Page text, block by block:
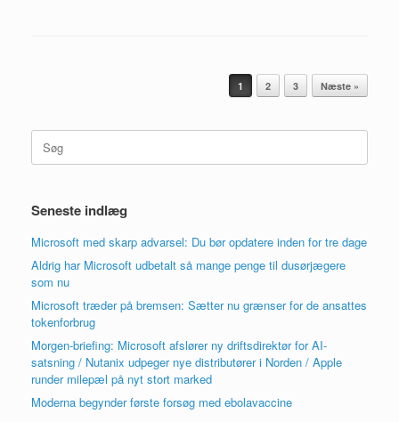
1 2 3 Næste »
Søg
efter:
Seneste indlæg
Microsoft med skarp advarsel: Du bør opdatere inden for tre dage
Aldrig har Microsoft udbetalt så mange penge til dusørjægere
som nu
Microsoft træder på bremsen: Sætter nu grænser for de ansattes
tokenforbrug
Morgen-briefing: Microsoft afslører ny driftsdirektør for AI-
satsning / Nutanix udpeger nye distributører i Norden / Apple
runder milepæl på nyt stort marked
Moderna begynder første forsøg med ebolavaccine